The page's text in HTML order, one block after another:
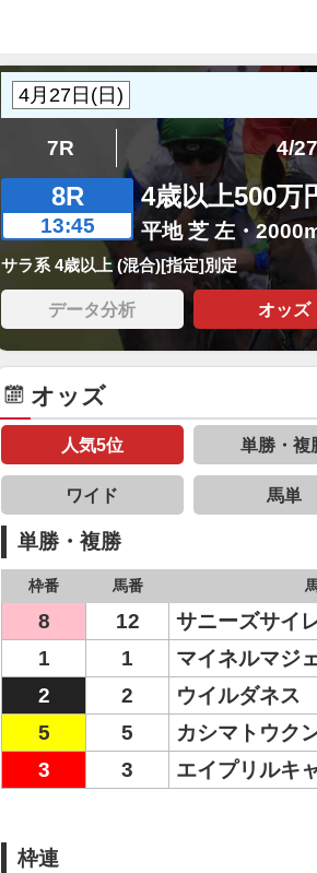
7R 4/
8R
13:45
4歳以上500万
平地 芝 左・
サラ系 4歳以上 (混合)[指定]別定
データ分析 オッズ
オッズ
人気5位 単勝・複
ワイド 馬単
単勝・複勝
枠番 馬番
8 12 サニーズサイ
1
1 マイネルマジ
2
2 ウイルダネス
5
5 カシマトウク
3
3 エイプリルキ
枠連